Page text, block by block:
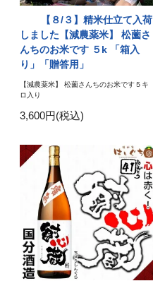
【８/３】精米仕立て入荷
しました【減農薬米】 松薗さ
んちのお米です ５k 「箱入
り」「贈答用」
【減農薬米】 松薗さんちのお米です５キ
ロ入り
3,600円(税込)